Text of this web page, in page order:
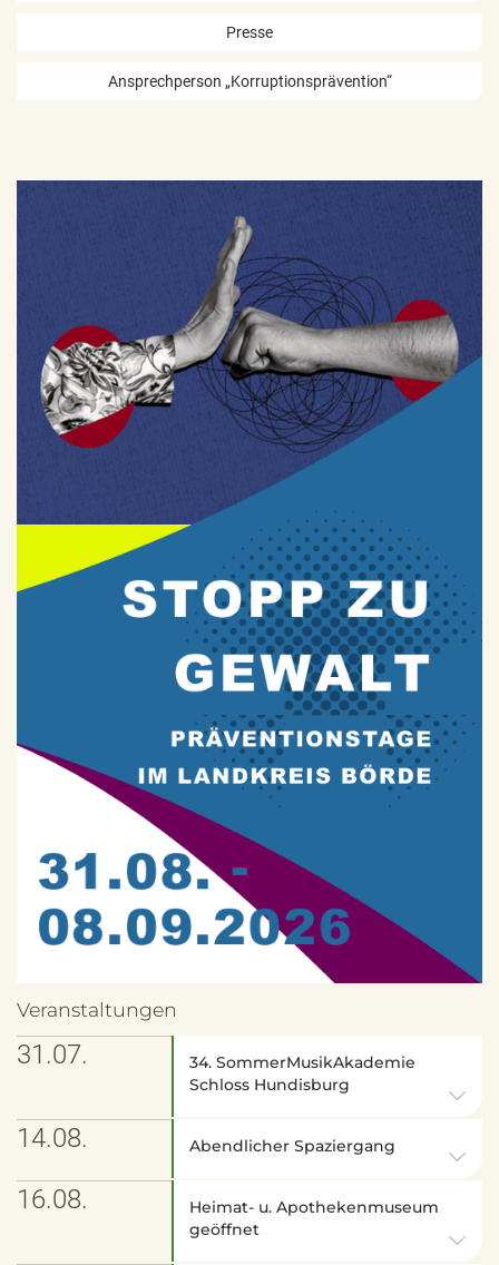
Presse
Ansprechperson „Korruptionsprävention“
Veranstaltungen
31.07.
34. SommerMusikAkademie
Schloss Hundisburg
14.08. Abendlicher Spaziergang
16.08.
Heimat- u. Apothekenmuseum
geöffnet